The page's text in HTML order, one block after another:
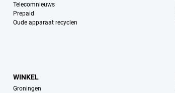
Telecomnieuws
Prepaid
Oude apparaat recyclen
WINKEL
Groningen